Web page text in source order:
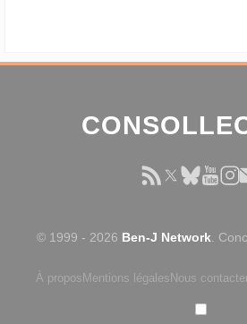
© 1999 - 2026 Ben-J Network .
À proposMentions légalesNous